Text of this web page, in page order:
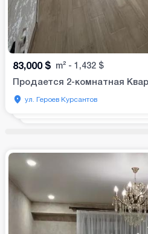
83,000 $ m² - 1,432 $
Продается 2-комнатная
ул. Героев Курсантов